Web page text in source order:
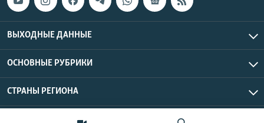
ВЫХОДНЫЕ ДАННЫЕ
ОСНОВНЫЕ РУБРИКИ
СТРАНЫ РЕГИОНА